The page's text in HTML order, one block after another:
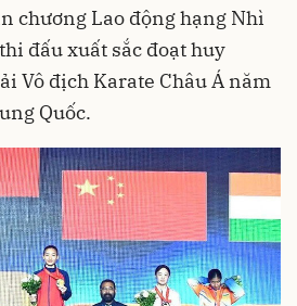
chương Lao động hạng Nhì
đấu xuất sắc đoạt huy
Vô địch Karate Châu Á năm
Quốc.